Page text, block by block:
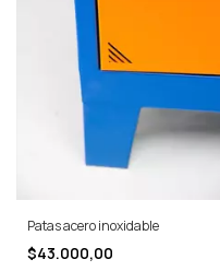
Patas acero inoxidable
$43.000,00